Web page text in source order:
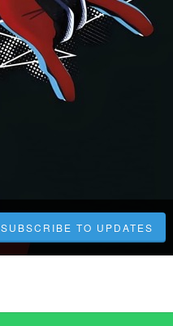
SUBSCRIBE TO UPDATES